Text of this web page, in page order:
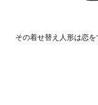
その着せ替え人形は恋を